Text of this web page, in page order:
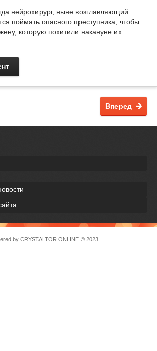
нейрохирург, ныне возглавляющий
поймать опасного преступника, чтобы
которую похитили накануне их
Вперед
by CRYSTALTOR.ONLINE© 2023